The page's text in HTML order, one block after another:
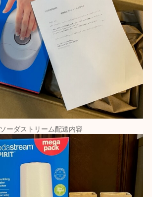
ソーダストリーム配送内容